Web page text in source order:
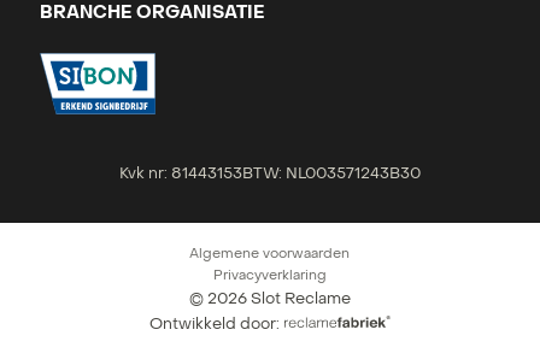
BRANCHE ORGANISATIE
Kvk nr: 81443153BTW: NL003571243B30
©2026Slot Reclame
Privacyverklaring
Algemene voorwaarden
Ontwikkeld door: